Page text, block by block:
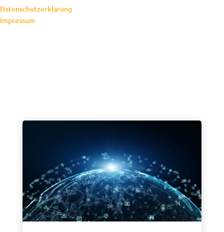
Datenschutzerklärung
Impressum